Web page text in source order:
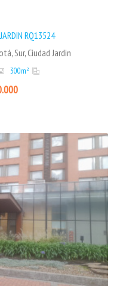
RQ13524
Sur, Ciudad Jardin
300m²